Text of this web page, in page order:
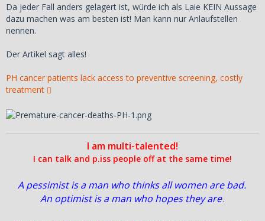
Da jeder Fall anders gelagert ist, würde ich als Laie KEIN Aussage
dazu machen was am besten ist! Man kann nur Anlaufstellen
nennen.
Der Artikel sagt alles!
PH cancer patients lack access to preventive screening, costly
treatment
I am multi-talented!
I can talk and p.iss people off at the same time!
A pessimist is a man who thinks all women are bad.
An optimist is a man who hopes they are.